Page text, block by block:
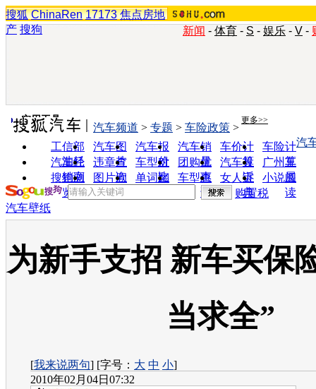
搜狐 ChinaRen 17173 焦点房地
产 搜狗 新闻 - 体育 - S - 娱乐 - V -
实用工具 更多>>
工信部
油耗
汽车图
片
汽车报
价
汽车销
量
车价计
算
车险计
算
汽车经
销商
违章查
询
车型对
比
团购优
惠
汽车投
诉
广州车
展
搜狗浏
览器
图片欣
赏
单词翻
车型查
询
女人宝
典
小说阅
读
汽车频道 > 专题 > 车险政策 >
汽
购置税
汽车壁纸
为新手支招 新车买保
当求全”
[我来说两句] [字号： 大 中 小]
2010年02月04日07:32